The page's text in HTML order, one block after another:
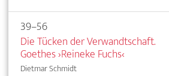
39–56
Die Tücken der Verwandtschaft.
Goethes ›Reineke Fuchs‹
Dietmar Schmidt